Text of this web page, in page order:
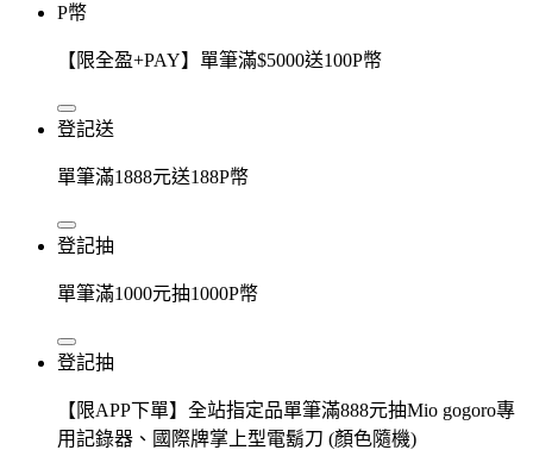
P幣
【限全盈+PAY】單筆滿$5000送100P幣
登記送
單筆滿1888元送188P幣
登記抽
單筆滿1000元抽1000P幣
登記抽
【限APP下單】全站指定品單筆滿888元抽Mio gogoro專
用記錄器、國際牌掌上型電鬍刀 (顏色隨機)